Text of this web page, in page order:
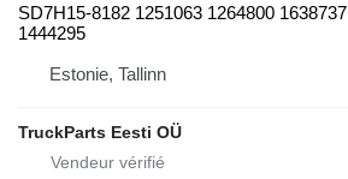
SD7H15-8182 1251063 1264800 1638737
1444295
Estonie, Tallinn
TruckParts Eesti OÜ